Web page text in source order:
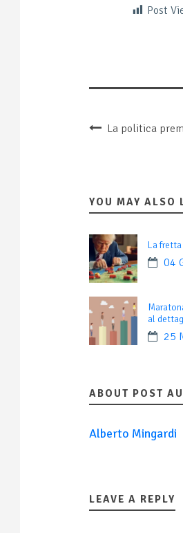
Post
La politica
YOU MAY ALSO
La fretta
04
al
25
ABOUT POST
Alberto Mingardi
LEAVE A REPLY